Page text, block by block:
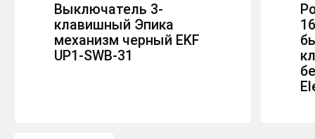
Выключатель 3-
клавишный Эпика
механизм черный EKF
UP1-SWB-31